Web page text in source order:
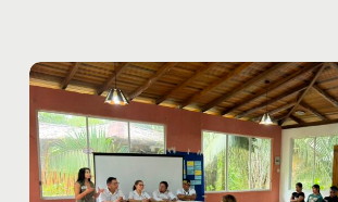
Ecuador
fortalece
la
articulación
nacional
del